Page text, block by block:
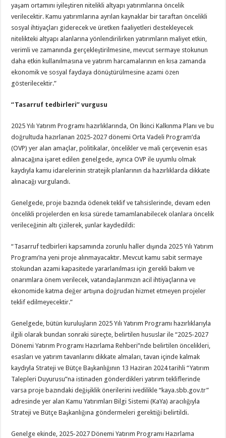
yaşam ortamını iyileştiren nitelikli altyapı yatırımlarına öncelik
verilecektir. Kamu yatırımlarına ayrılan kaynaklar bir taraftan öncelikli
sosyal ihtiyaçları giderecek ve üretken faaliyetleri destekleyecek
nitelikteki altyapı alanlarına yönlendirilirken yatırımların maliyet etkin,
verimli ve zamanında gerçekleştirilmesine, mevcut sermaye stokunun
daha etkin kullanılmasına ve yatırım harcamalarının en kısa zamanda
ekonomik ve sosyal faydaya dönüştürülmesine azami özen
gösterilecektir.”
“Tasarruf tedbirleri” vurgusu
2025 Yılı Yatırım Programı hazırlıklarında, On İkinci Kalkınma Planı ve bu
doğrultuda hazırlanan 2025-2027 dönemi Orta Vadeli Program’da
(OVP) yer alan amaçlar, politikalar, öncelikler ve mali çerçevenin esas
alınacağına işaret edilen genelgede, ayrıca OVP ile uyumlu olmak
kaydıyla kamu idarelerinin stratejik planlarının da hazırlıklarda dikkate
alınacağı vurgulandı.
Genelgede, proje bazında ödenek teklif ve tahsislerinde, devam eden
öncelikli projelerden en kısa sürede tamamlanabilecek olanlara öncelik
verileceğinin altı çizilerek, şunlar kaydedildi:
“Tasarruf tedbirleri kapsamında zorunlu haller dışında 2025 Yılı Yatırım
Programı’na yeni proje alınmayacaktır. Mevcut kamu sabit sermaye
stokundan azami kapasitede yararlanılması için gerekli bakım ve
onarımlara önem verilecek, vatandaşlarımızın acil ihtiyaçlarına ve
ekonomide katma değer artışına doğrudan hizmet etmeyen projeler
teklif edilmeyecektir.”
Genelgede, bütün kuruluşların 2025 Yılı Yatırım Programı hazırlıklarıyla
ilgili olarak bundan sonraki süreçte, belirtilen hususlar ile “2025-2027
Dönemi Yatırım Programı Hazırlama Rehberi”nde belirtilen öncelikleri,
esasları ve yatırım tavanlarını dikkate almaları, tavan içinde kalmak
kaydıyla Strateji ve Bütçe Başkanlığının 13 Haziran 2024 tarihli “Yatırım
Talepleri Duyurusu”na istinaden gönderdikleri yatırım tekliflerinde
varsa proje bazındaki değişiklik önerilerini ivedilikle “kaya.sbb.gov.tr”
adresinde yer alan Kamu Yatırımları Bilgi Sistemi (KaYa) aracılığıyla
Strateji ve Bütçe Başkanlığına göndermeleri gerektiği belirtildi.
Genelge ekinde, 2025-2027 Dönemi Yatırım Programı Hazırlama